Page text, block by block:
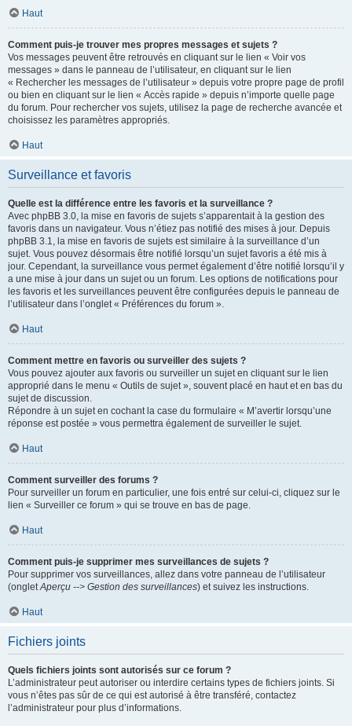
Haut
Comment puis-je trouver mes propres messages et sujets ?
Vos messages peuvent être retrouvés en cliquant sur le lien « Voir vos
messages » dans le panneau de l’utilisateur, en cliquant sur le lien
« Rechercher les messages de l’utilisateur » depuis votre propre page de profil
ou bien en cliquant sur le lien « Accès rapide » depuis n’importe quelle page
du forum. Pour rechercher vos sujets, utilisez la page de recherche avancée et
choisissez les paramètres appropriés.
Haut
Surveillance et favoris
Quelle est la différence entre les favoris et la surveillance ?
Avec phpBB 3.0, la mise en favoris de sujets s’apparentait à la gestion des
favoris dans un navigateur. Vous n’étiez pas notifié des mises à jour. Depuis
phpBB 3.1, la mise en favoris de sujets est similaire à la surveillance d’un
sujet. Vous pouvez désormais être notifié lorsqu’un sujet favoris a été mis à
jour. Cependant, la surveillance vous permet également d’être notifié lorsqu’il y
a une mise à jour dans un sujet ou un forum. Les options de notifications pour
les favoris et les surveillances peuvent être configurées depuis le panneau de
l’utilisateur dans l’onglet « Préférences du forum ».
Haut
Comment mettre en favoris ou surveiller des sujets ?
Vous pouvez ajouter aux favoris ou surveiller un sujet en cliquant sur le lien
approprié dans le menu « Outils de sujet », souvent placé en haut et en bas du
sujet de discussion.
Répondre à un sujet en cochant la case du formulaire « M’avertir lorsqu’une
réponse est postée » vous permettra également de surveiller le sujet.
Haut
Comment surveiller des forums ?
Pour surveiller un forum en particulier, une fois entré sur celui-ci, cliquez sur le
lien « Surveiller ce forum » qui se trouve en bas de page.
Haut
Comment puis-je supprimer mes surveillances de sujets ?
Pour supprimer vos surveillances, allez dans votre panneau de l’utilisateur
(ongletAperçu --> Gestion des surveillances) et suivez les instructions.
Haut
Fichiers joints
Quels fichiers joints sont autorisés sur ce forum ?
L’administrateur peut autoriser ou interdire certains types de fichiers joints. Si
vous n’êtes pas sûr de ce qui est autorisé à être transféré, contactez
l’administrateur pour plus d’informations.